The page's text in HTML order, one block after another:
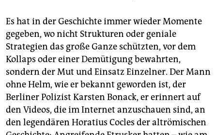
Es hat in der Geschichte immer wieder Momente
gegeben, wo nicht Strukturen oder geniale
Strategien das große Ganze schützten, vor dem
Kollaps oder einer Demütigung bewahrten,
sondern der Mut und Einsatz Einzelner. Der Mann
ohne Helm, wie er bekannt geworden ist, der
Berliner Polizist Karsten Bonack, er erinnert auf
den Videos, die im Internet anzuschauen sind, an
den legendären Horatius Cocles der altrömischen